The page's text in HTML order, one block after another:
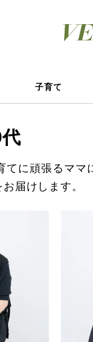
子育て
てに頑張るママ
届けします。